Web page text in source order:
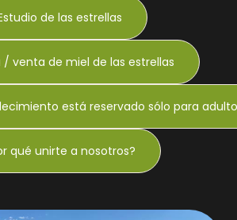
de las estrellas
/ venta de miel de las estrellas
está reservado sólo para
qué unirte a nosotros?